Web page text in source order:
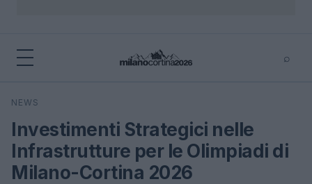
⌕
Cerca
NEWS
Investimenti Strategici nelle
Infrastrutture per le Olimpiadi di
Milano-Cortina 2026